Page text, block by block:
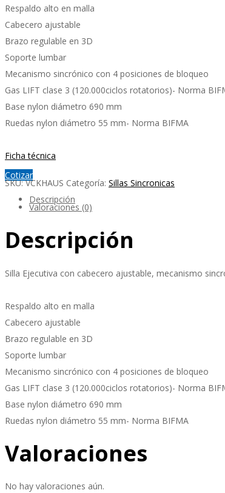
Respaldo alto en malla
Cabecero ajustable
Brazo regulable en 3D
Soporte lumbar
Mecanismo sincrónico con 4 posiciones de bloqueo
Gas LIFT clase 3 (120.000ciclos rotatorios)- Norma
Base nylon diámetro 690 mm
Ruedas nylon diámetro 55 mm- Norma BIFMA
Ficha técnica
Cotizar
SKU:VCKHAUS Categoría: Sillas Sincronicas
Descripción
Valoraciones (0)
Descripción
Silla Ejecutiva con cabecero ajustable, mecanismo
Respaldo alto en malla
Cabecero ajustable
Brazo regulable en 3D
Soporte lumbar
Mecanismo sincrónico con 4 posiciones de bloqueo
Gas LIFT clase 3 (120.000ciclos rotatorios)- Norma
Base nylon diámetro 690 mm
Ruedas nylon diámetro 55 mm- Norma BIFMA
Valoraciones
No hay valoraciones aún.